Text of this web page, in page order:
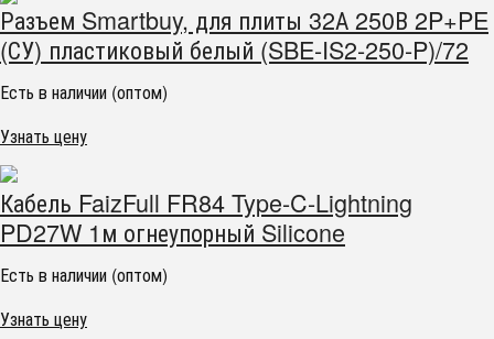
Разъем Smartbuy, для плиты 32А 250В 2P+PE
(СУ) пластиковый белый (SBE-IS2-250-P)/72
Есть в наличии (оптом)
Узнать цену
Кабель FaizFull FR84 Type-C-Lightning
PD27W 1м огнеупорный Silicone
Есть в наличии (оптом)
Узнать цену